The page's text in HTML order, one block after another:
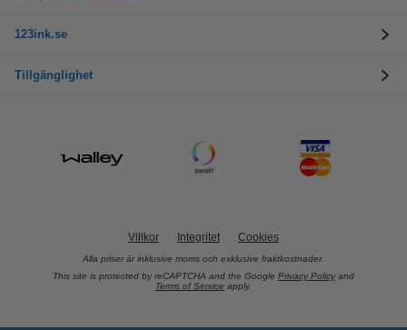
123ink.se
Tillgänglighet
Villkor Integritet Cookies
Alla priser är inklusive moms och exklusive fraktkostnader.
This site is protected by reCAPTCHA and the Google Privacy Policy and
Terms of Service apply.